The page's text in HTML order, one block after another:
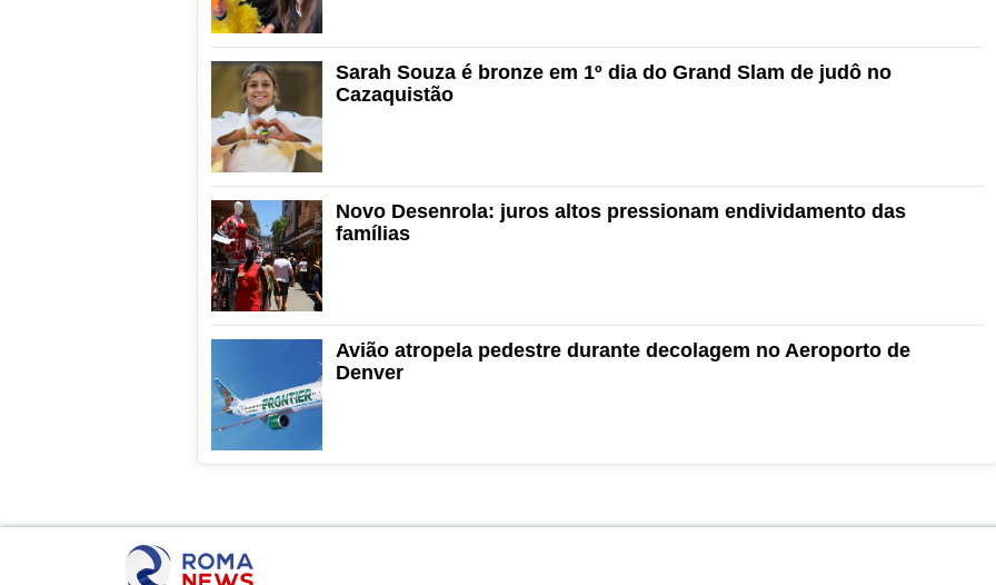
Sarah Souza é bronze em 1º dia do Grand Slam de judô no
Cazaquistão
Novo Desenrola: juros altos pressionam endividamento das
famílias
Avião atropela pedestre durante decolagem no Aeroporto de
Denver